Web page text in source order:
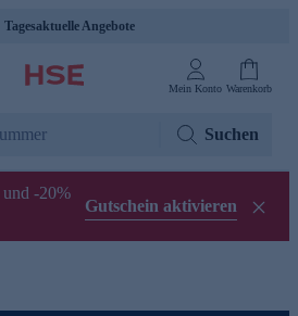
Tagesaktuelle Angebote
Mein Konto Warenkorb
Suchen
-20%
Gutschein aktivieren